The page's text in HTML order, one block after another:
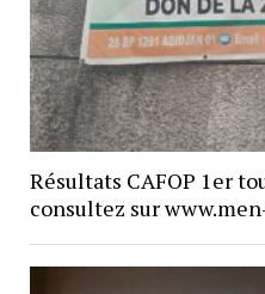
Résultats CAFOP 1er
consultez sur